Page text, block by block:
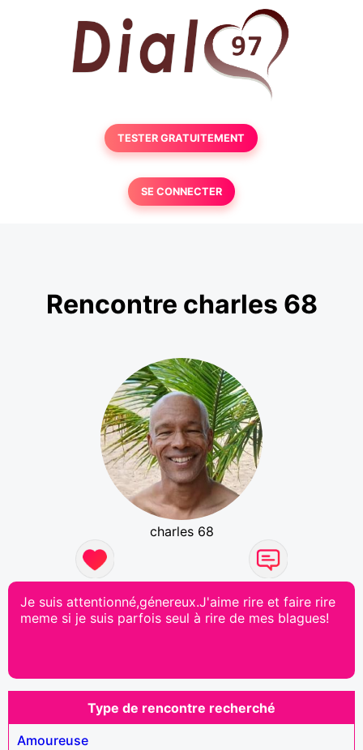
TESTER GRATUITEMENT
SE CONNECTER
Rencontre charles 68
charles 68
Je suis attentionné,génereux.J'aime rire et faire rire
meme si je suis parfois seul à rire de mes blagues!
Type de rencontre recherché
Amoureuse